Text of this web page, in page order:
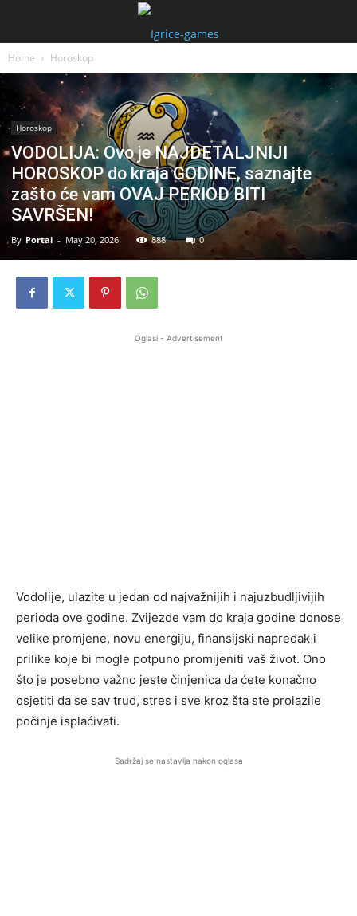
Home Horoskop
Horoskop
VODOLIJA: Ovo je NAJDETALJNIJI
HOROSKOP do kraja GODINE, saznajte
zašto će vam OVAJ PERIOD BITI
SAVRŠEN!
By Portal - May 20, 2026 888 0
Oglasi - Advertisement
Vodolije, ulazite u jedan od najvažnijih i najuzbudljivijih
perioda ove godine. Zvijezde vam do kraja godine donose
velike promjene, novu energiju, finansijski napredak i
prilike koje bi mogle potpuno promijeniti vaš život. Ono
što je posebno važno jeste činjenica da ćete konačno
osjetiti da se sav trud, stres i sve kroz šta ste prolazile
počinje isplaćivati.
Sadržaj se nastavlja nakon oglasa